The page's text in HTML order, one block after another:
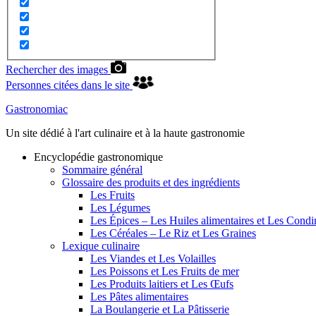
Rechercher des images
Personnes citées dans le site
Gastronomiac
Un site dédié à l'art culinaire et à la haute gastronomie
Encyclopédie gastronomique
Sommaire général
Glossaire des produits et des ingrédients
Les Fruits
Les Légumes
Les Épices – Les Huiles alimentaires et Les
Les Céréales – Le Riz et Les Graines
Lexique culinaire
Les Viandes et Les Volailles
Les Poissons et Les Fruits de mer
Les Produits laitiers et Les Œufs
Les Pâtes alimentaires
La Boulangerie et La Pâtisserie